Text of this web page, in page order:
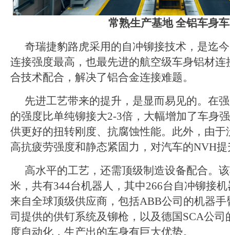
常熟生产基地 全铝车身
奇瑞捷豹路虎采用的自冲铆接技术，是迄
连接强度最高，也最先进的航空级车身铝材
合技术配合，解决了铝合金连接难题。
先进工艺带来的提升，是显而易见的。在
的强度比单纯铆接大2-3倍，大幅增加了车身
供更好的扭转刚度、抗腐蚀性能。此外，由
高抗疲劳强度和静态紧固力，对汽车的NVH
高水平的工艺，还需顶级制造设备配合。
米，共有344台机器人，其中266台自冲铆接
来自全球顶级供应商，包括ABB公司的机器手
司提供的供钉系统及铆枪，以及德国SCA公
度自动化，生产出的车身有巨大优势。